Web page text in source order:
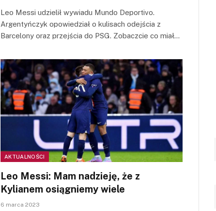
Leo Messi udzielił wywiadu Mundo Deportivo.
Argentyńczyk opowiedział o kulisach odejścia z
Barcelony oraz przejścia do PSG. Zobaczcie co miał…
AKTUALNOŚCI
Leo Messi: Mam nadzieję, że z
Kylianem osiągniemy wiele
6 marca 2023